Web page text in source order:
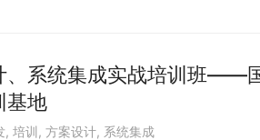
、系统集成实战培训班——
基地
, 培训 , 方案设计, 系统集成